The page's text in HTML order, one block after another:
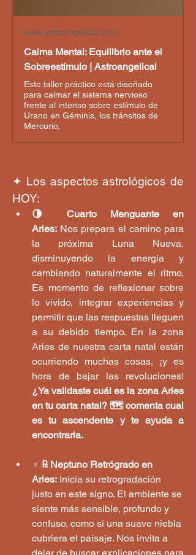
www.astroangelical.com
Calma Mental: Equilibrio ante el
Sobreestímulo | Astroangelical
Este taller práctico está diseñado
para calmar el sistema nervioso
frente al intenso sobre estímulo de
Urano en Géminis, los tránsitos de
Mercurio,
✦ Los aspectos astrológicos de
HOY:
🌗 Cuarto Menguante en
Aries: Nos prepara el camino para
la próxima Luna Nueva,
disminuyendo la energía y
cambiando naturalmente el ritmo.
Es momento de reflexionar sobre
lo vivido, integrar experiencias y
permitir que las respuestas lleguen
a su debido tiempo. En la zona
Aries de nuestra carta natal están
ocurriendo muchas cosas, ¡y es
¿Ya validaste cuál es la zona Aries
en tu carta natal? 🗺️ comenta cual
es tu ascendente y te ayuda a
encontrarla.
♆ ℞ Neptuno Retrógrado en
Aries: Inicia su retrogradación
justo en este signo. El ambiente se
siente más sensible, profundo y
confuso, como si una suave niebla
cubriera el paisaje. Nos invita a